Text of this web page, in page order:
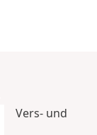
Vers- und